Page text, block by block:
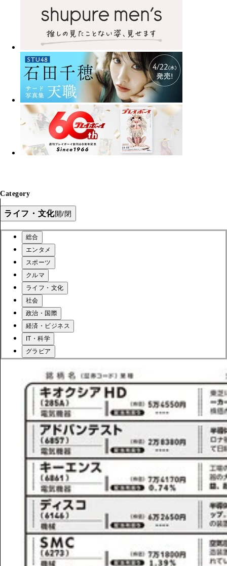
Category
ライフ・文化開/閉
総合
エンタメ
スポーツ
クルマ
ライフ・文化
社会
政治・国際
経済・ビジネス
IT・科学
グラビア